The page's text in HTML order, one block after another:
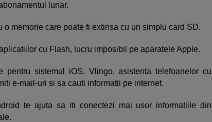
lunar.
o memorie care poate fi extinsa cu un simplu card SD.
cu Flash, lucru imposibil pe aparatele Apple.
pentru sistemul iOS. Vlingo, asistenta telefoanelor cu
e-mail-uri si sa cauti informatii pe internet.
te ajuta sa iti conectezi mai usor informatiile din